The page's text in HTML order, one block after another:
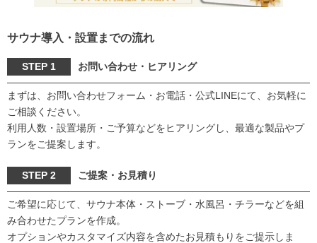
サウナ導入・設置までの流れ
STEP 1 お問い合わせ・ヒアリング
まずは、お問い合わせフォーム・お電話・公式LINEにて、お気軽に
ご相談ください。
利用人数・設置場所・ご予算などをヒアリングし、最適な製品やプ
ランをご提案します。
STEP 2 ご提案・お見積り
ご希望に応じて、サウナ本体・ストーブ・水風呂・チラーなどを組
み合わせたプランを作成。
オプションやカスタマイズ内容を含めたお見積もりをご提示しま